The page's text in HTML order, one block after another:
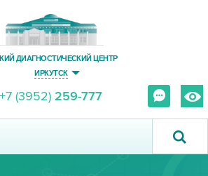
ДИАГНОСТИЧЕСКИЙ ЦЕНТР
ИРКУТСК
+7 (3952) 259-777